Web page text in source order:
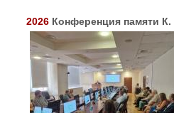
2026 Конференция памяти